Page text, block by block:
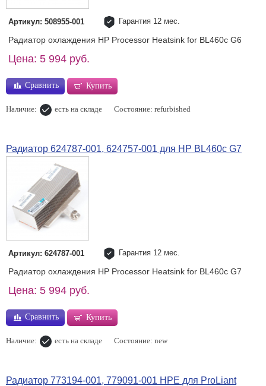
Артикул: 508955-001 Гарантия 12 мес.
Радиатор охлаждения HP Processor Heatsink for BL460c G6
Цена: 5 994 руб.
Сравнить Купить
Наличие: есть на складе Состояние: refurbished
Радиатор 624787-001, 624757-001 для HP BL460c G7
Артикул: 624787-001 Гарантия 12 мес.
Радиатор охлаждения HP Processor Heatsink for BL460c G7
Цена: 5 994 руб.
Сравнить Купить
Наличие: есть на складе Состояние: new
Радиатор 773194-001, 779091-001 HPE для ProLiant